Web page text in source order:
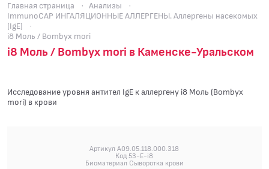
Главная страница · Анализы
·
ImmunoCAP ИНГАЛЯЦИОННЫЕ АЛЛЕРГЕНЫ. Аллергены насекомых
(IgE)
·
i8 Моль / Bombyx mori
i8 Моль / Bombyx mori в Каменске-Уральском
Исследование уровня антител IgE к аллергену i8 Моль (Bombyx
mori) в крови
Артикул A09.05.118.000.318
Код 53-E-i8
Биоматериал Сыворотка крови